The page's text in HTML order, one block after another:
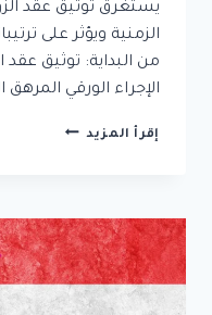
يستغرق توثيق عقد
الزمنية ويؤثر على
من البداية: توثيق
الإجراء الورقي المرهق
إقرأ المزيد كم
الزواج؟
خطوة
الاستقرار
القانوني
التي